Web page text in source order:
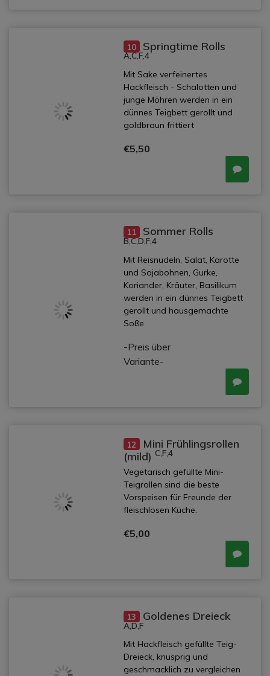
10 Springtime Rolls
A,C,F,4
Mit Sake verfeinertes
Hackfleisch - Schalotten und
junge Möhren werden in ein
dünnes Teigbett gerollt und
goldbraun frittiert
€5,50
11 Sommer Rolls
B,C,D,F,4
Mit Reisnudeln, Salat, Karotte
und Sojabohnen, Gurke,
Koriander, Kräuter, Basilikum
werden in ein dünnes Teigbett
gerollt und hausgemachte
Soße
-Preis über
Variante-
12 Mini Frühlingsrollen
(mild) C,F,4
Vegetarisch gefüllte Mini-
Teigrollen sind die beste
Vorspeisen für Freunde der
fleischlosen Küche.
€5,00
13 Goldenes Dreieck
A,D,F
Mit Hackfleisch gefüllte Teig-
Dreieck, knusprig und
geschmacklich zu vergleichen